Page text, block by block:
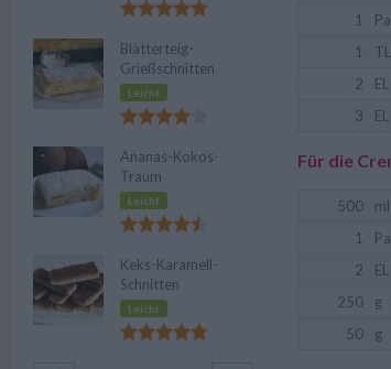
1
1
TL
2
EL
3
EL
Für die
500 ml
1
2
EL
250
g
50
g
Blätterteig-
Grießschnitten
Leicht
Ananas-Kokos-
Traum
Leicht
Keks-Karamell-
Schnitten
Leicht